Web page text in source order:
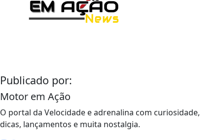
Publicado por:
Motor em Ação
O portal da Velocidade e adrenalina com curiosidade,
dicas, lançamentos e muita nostalgia.